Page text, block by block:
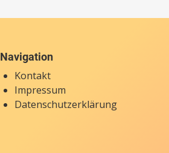
Navigation
Kontakt
Impressum
Datenschutzerklärung